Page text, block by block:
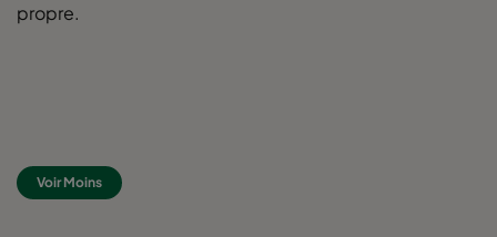
propre.
Voir Moins